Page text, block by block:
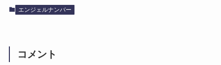
エンジェルナンバー
コメント